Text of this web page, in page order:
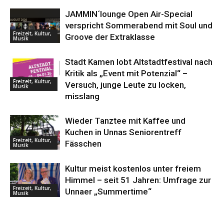
Freizeit, Kultur,
Musik
JAMMIN´lounge Open Air-Special
verspricht Sommerabend mit Soul und
Groove der Extraklasse
Freizeit, Kultur,
Musik
Stadt Kamen lobt Altstadtfestival nach
Kritik als „Event mit Potenzial“ –
Versuch, junge Leute zu locken,
misslang
Freizeit, Kultur,
Musik
Wieder Tanztee mit Kaffee und
Kuchen in Unnas Seniorentreff
Fässchen
Freizeit, Kultur,
Musik
Kultur meist kostenlos unter freiem
Himmel – seit 51 Jahren: Umfrage zur
Unnaer „Summertime“